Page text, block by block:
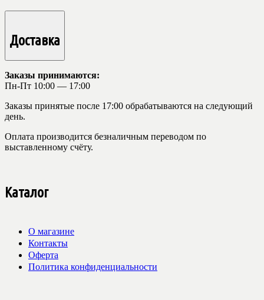
Доставка
Заказы принимаются:
Пн-Пт 10:00 — 17:00
Заказы принятые после 17:00 обрабатываются на следующий
день.
Оплата производится безналичным переводом по
выставленному счёту.
Каталог
О магазине
Контакты
Оферта
Политика конфиденциальности